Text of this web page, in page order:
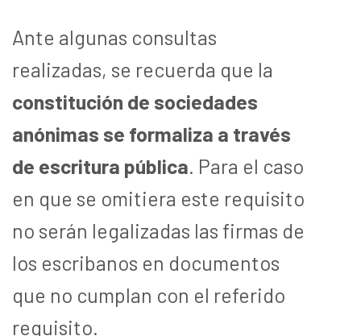
Ante algunas consultas
realizadas, se recuerda que la
constitución de sociedades
anónimas se formaliza a través
de escritura pública. Para el caso
en que se omitiera este requisito
no serán legalizadas las firmas de
los escribanos en documentos
que no cumplan con el referido
requisito.